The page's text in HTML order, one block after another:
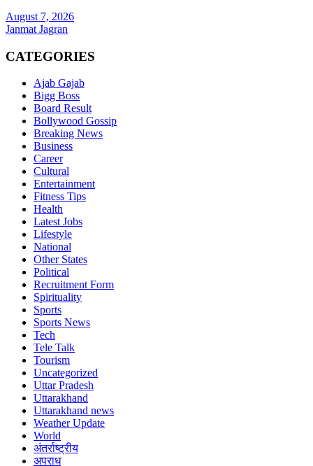
August 7, 2026
Janmat Jagran
CATEGORIES
Ajab Gajab
Bigg Boss
Board Result
Bollywood Gossip
Breaking News
Business
Career
Cultural
Entertainment
Fitness Tips
Health
Latest Jobs
Lifestyle
National
Other States
Political
Recruitment Form
Spirituality
Sports
Sports News
Tech
Tele Talk
Tourism
Uncategorized
Uttar Pradesh
Uttarakhand
Uttarakhand news
Weather Update
World
अंतर्राष्ट्रीय
अपराध